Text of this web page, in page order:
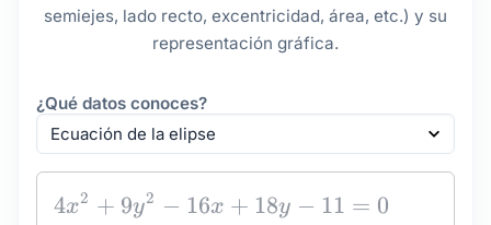
semiejes, lado recto, excentricidad, área, etc.) y su
representación gráfica.
¿Qué datos conoces?